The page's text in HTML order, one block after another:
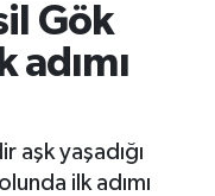
Gök
aşk yaşadığı
ilk adımı